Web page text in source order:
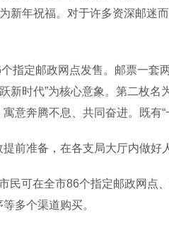
新年祝福。对于许多资深邮迷
定邮政网点发售。邮票一套
新时代”为核心意象。第二枚名
奔腾不息、共同奋进。既有“
准备，在各支局大厅内做好
可在全市86个指定邮政网点
多个渠道购买。